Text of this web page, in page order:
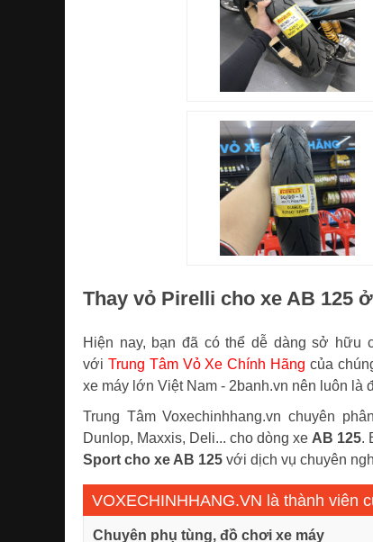
Thay vỏ Pirelli cho xe AB 125
Hiện nay, bạn đã có thể dễ dàng sở hữu
với Trung Tâm Vỏ Xe Chính Hãng của
xe máy lớn Việt Nam - 2banh.vn nên luôn là
Trung Tâm Voxechinhhang.vn chuyên
Dunlop, Maxxis, Deli... cho dòng xe AB 125.
Sport cho xe AB 125 với dịch vụ chuyên
VOXECHINHHANG.VN là thành viên
Chuyên phụ tùng, đồ chơi xe máy